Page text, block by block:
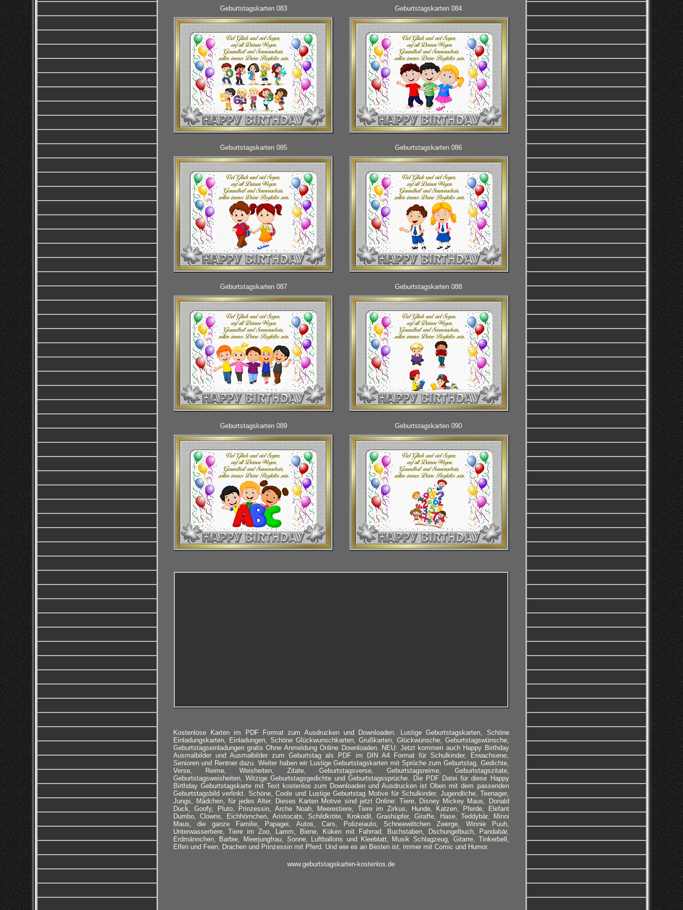
Geburtstagskarten 083 Geburtstagskarten 084
Geburtstagskarten 085 Geburtstagskarten 086
Geburtstagskarten 087 Geburtstagskarten 088
Geburtstagskarten 089 Geburtstagskarten 090
Kostenlose Karten im PDF Format zum Ausdrucken und Downloaden. Lustige Geburtstagskarten, Schöne
Einladungskarten, Einladungen, Schöne Glückwunschkarten, Grußkarten, Glückwünsche, Geburtstagswünsche,
Geburtstagseinladungen gratis Ohne Anmeldung Online Downloaden. NEU: Jetzt kommen auch Happy Birthday
Ausmalbilder und Ausmalbilder zum Geburtstag als PDF im DIN A4 Format für Schulkinder, Erwachsene,
Senioren und Rentner dazu. Weiter haben wir Lustige Geburtstagskarten mit Sprüche zum Geburtstag, Gedichte,
Verse, Reime, Weisheiten, Zitate, Geburtstagsverse, Geburtstagsreime, Geburtstagszitate,
Geburtstagsweisheiten, Witzige Geburtstagsgedichte und Geburtstagssprüche. Die PDF Datei für diese Happy
Birthday Geburtstagskarte mit Text kostenlos zum Downloaden und Ausdrucken ist Oben mit dem passenden
Geburtstagsbild verlinkt. Schöne, Coole und Lustige Geburtstag Motive für Schulkinder, Jugendliche, Teenager,
Jungs, Mädchen, für jedes Alter. Dieses Karten Motive sind jetzt Online: Tiere, Disney Mickey Maus, Donald
Duck, Goofy, Pluto, Prinzessin, Arche Noah, Meerestiere, Tiere im Zirkus, Hunde, Katzen, Pferde, Elefant
Dumbo, Clowns, Eichhörnchen, Aristocats, Schildkröte, Krokodil, Grashüpfer, Giraffe, Hase, Teddybär, Minni
Maus, die ganze Familie, Papagei, Autos, Cars, Polizeiauto, Schneewittchen Zwerge, Winnie Puuh,
Unterwassertiere, Tiere im Zoo, Lamm, Biene, Küken mit Fahrrad, Buchstaben, Dschungelbuch, Pandabär,
Erdmännchen, Barbie, Meerjungfrau, Sonne, Luftballons und Kleeblatt, Musik Schlagzeug, Gitarre, Tinkerbell,
Elfen und Feen, Drachen und Prinzessin mit Pferd. Und wie es an Besten ist, immer mit Comic und Humor.
www.geburtstagskarten-kostenlos.de